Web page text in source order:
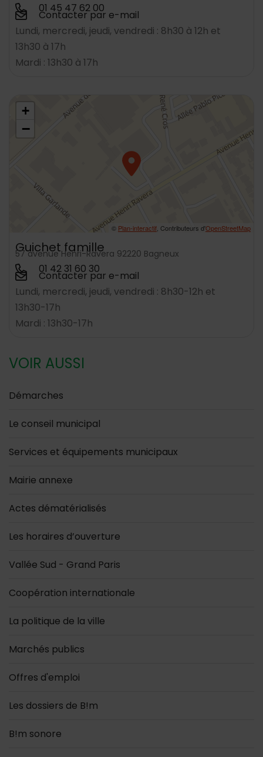
01 45 47 62 00
Contacter par e-mail
Lundi, mercredi, jeudi, vendredi : 8h30 à 12h et
13h30 à 17h
Mardi : 13h30 à 17h
48.7989059,2.304048
+
−
© Plan-interactif , Contributeurs d'OpenStreetMap
Guichet famille
57 avenue Henri-Ravera 92220 Bagneux
01 42 31 60 30
Contacter par e-mail
Lundi, mercredi, jeudi, vendredi : 8h30-12h et
13h30-17h
Mardi : 13h30-17h
VOIR AUSSI
Démarches
Le conseil municipal
Services et équipements municipaux
Mairie annexe
Actes dématérialisés
Les horaires d’ouverture
Vallée Sud - Grand Paris
Coopération internationale
La politique de la ville
Marchés publics
Offres d'emploi
Les dossiers de B!m
B!m sonore